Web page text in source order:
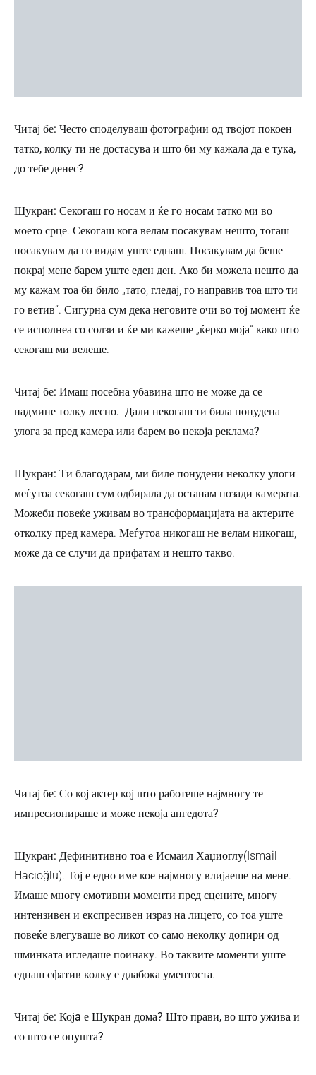
Читај бе: Често споделуваш фотографии од твојот покоен
татко, колку ти не достасува и што би му кажала да е тука,
до тебе денес?
Шукран: Секогаш го носам и ќе го носам татко ми во
моето срце. Секогаш кога велам посакувам нешто, тогаш
посакувам да го видам уште еднаш. Посакувам да беше
покрај мене барем уште еден ден. Ако би можела нешто да
му кажам тоа би било „тато, гледај, го направив тоа што ти
го ветив“. Сигурна сум дека неговите очи во тој момент ќе
се исполнеа со солзи и ќе ми кажеше „ќерко моја“ како што
секогаш ми велеше.
Читај бе: Имаш посебна убавина што не може да се
надмине толку лесно. Дали некогаш ти била понудена
улога за пред камера или барем во некоја реклама?
Шукран: Ти благодарам, ми биле понудени неколку улоги
меѓутоа секогаш сум одбирала да останам позади камерата.
Можеби повеќе уживам во трансформацијата на актерите
отколку пред камера. Меѓутоа никогаш не велам никогаш,
може да се случи да прифатам и нешто такво.
Читај бе: Со кој актер кој што работеше најмногу те
импресионираше и може некоја ангедота?
Шукран: Дефинитивно тоа е Исмаил Хаџиоглу(Ismail
Hacıoğlu). Тој е едно име кое најмногу влијаеше на мене.
Имаше многу емотивни моменти пред сцените, многу
интензивен и експресивен израз на лицето, со тоа уште
повеќе влегуваше во ликот со само неколку допири од
шминката игледаше поинаку. Во таквите моменти уште
еднаш сфатив колку е длабока ументоста.
Читај бе: Којa е Шукран дома? Што прави, во што ужива и
со што се опушта?